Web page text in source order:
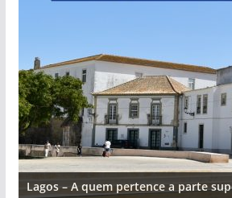
Lagos – A quem pertence a parte